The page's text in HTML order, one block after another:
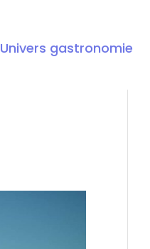
Univers gastronomie